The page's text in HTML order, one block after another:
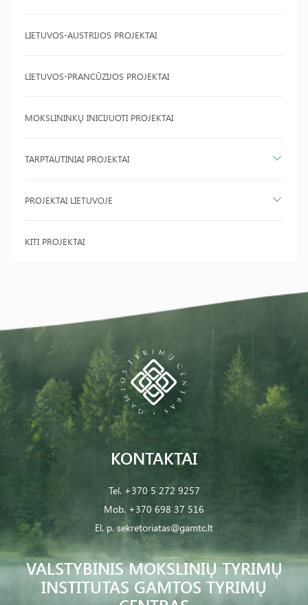
LIETUVOS-AUSTRIJOS PROJEKTAI
LIETUVOS-PRANCŪZIJOS PROJEKTAI
MOKSLININKŲ INICIJUOTI PROJEKTAI
TARPTAUTINIAI PROJEKTAI
PROJEKTAI LIETUVOJE
KITI PROJEKTAI
VALSTYBINIS MOKSLINIŲ TYRIMŲ
INSTITUTAS GAMTOS TYRIMŲ
KONTAKTAI
Tel. +370 5 272 9257
Mob. +370 698 37 516
El. p. sekretoriatas@gamtc.lt